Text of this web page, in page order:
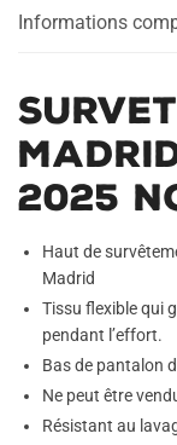
Sombre
Informations
2025
Haut de
Madrid
Tissu flexible qui
pendant l’effort.
Bas de pantalon
Ne peut être
Résistant au